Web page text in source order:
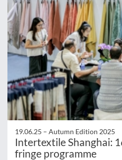
19.06.25 – Autumn Edition 2025
Intertextile Shanghai:
fringe programme